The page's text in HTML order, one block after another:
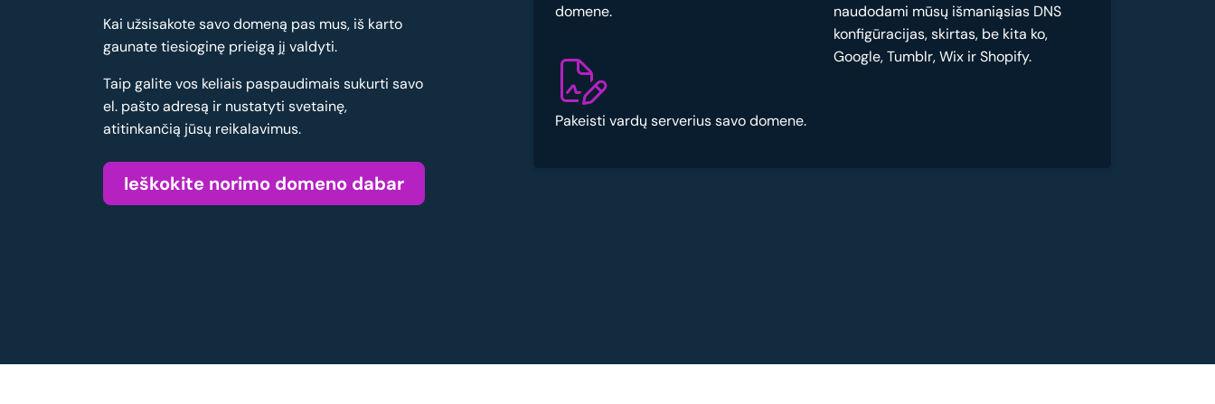
Kai užsisakote savo domeną pas mus, iš karto
gaunate tiesioginę prieigą jį valdyti.
Taip galite vos keliais paspaudimais sukurti savo
el. pašto adresą ir nustatyti svetainę,
atitinkančią jūsų reikalavimus.
Ieškokite norimo domeno dabar
domene.
Pakeisti vardų serverius savo domene.
naudodami mūsų išmaniąsias DNS
konfigūracijas, skirtas, be kita ko,
Google, Tumblr, Wix ir Shopify.